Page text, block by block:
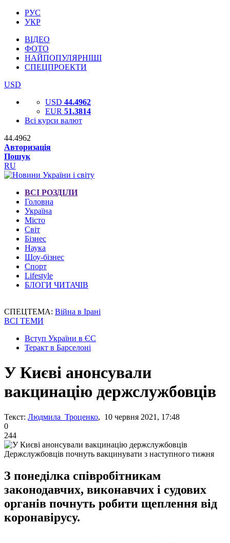
РУС
УКР
ВІДЕО
ФОТО
НАЙПОПУЛЯРНІШІ
СПЕЦПРОЕКТИ
USD
USD 44.4962
EUR 51.3814
Всі курси валют
44.4962
Авторизація
Пошук
RU
ВСІ РОЗДІЛИ
Головна
Україна
Місто
Світ
Бізнес
Наука
Шоу-бізнес
Спорт
Lifestyle
БЛОГИ ЧИТАЧІВ
СПЕЦТЕМА: Війна в Ірані
ВСІ ТЕМИ
Вступ України в ЄС
Теракт в Барселоні
У Києві анонсували
вакцинацію держслужбовців
Текст: Людмила Троценко, 10 червня 2021, 17:48
0
244
Держслужбовців почнуть вакцинувати з наступного тижня
З понеділка співробітникам
законодавчих, виконавчих і судових
органів почнуть робити щеплення від
коронавірусу.